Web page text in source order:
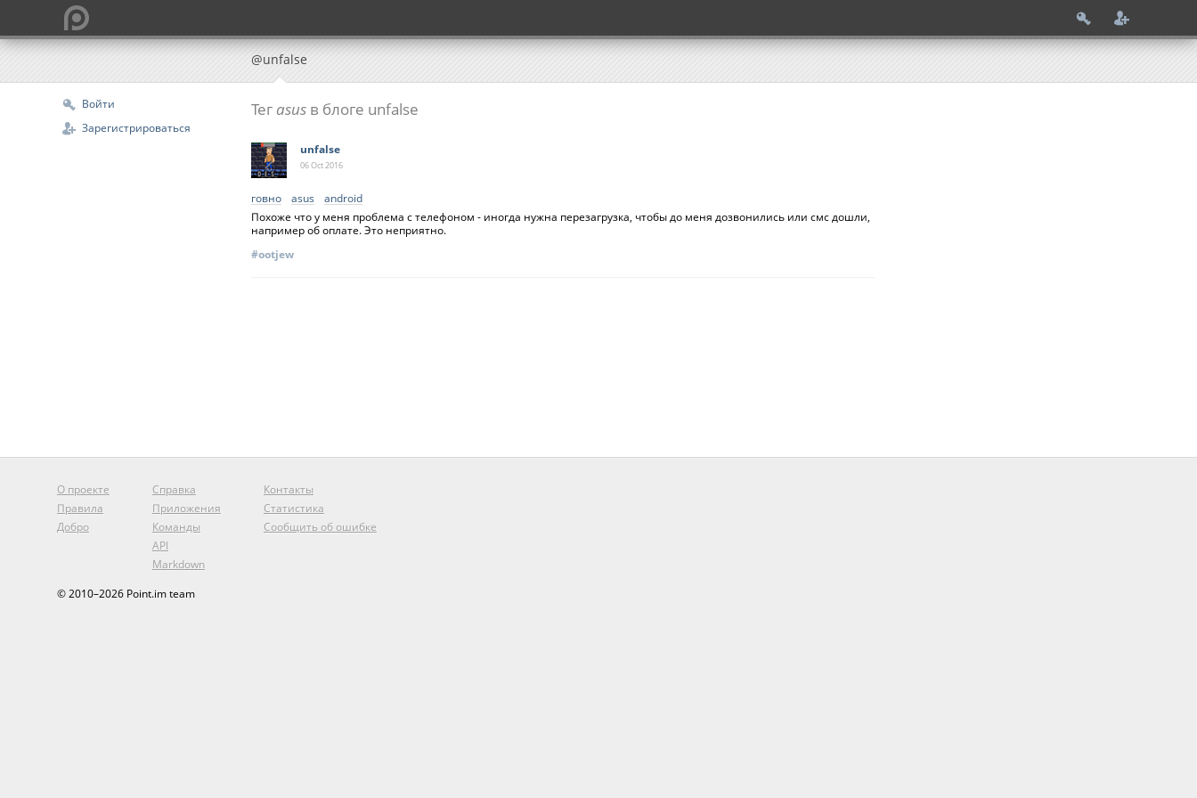
@unfalse
Войти
Зарегистрироваться
Тег asus в блоге unfalse
unfalse
06 Oct2016
говно asus
android
Похоже что у меня проблема с телефоном - иногда нужна перезагрузка, чтобы до меня дозвонились или смс дошли,
например об оплате. Это неприятно.
#ootjew
О проекте
Правила
Добро
Справка
Приложения
Команды
API
Markdown
Контакты
Статистика
Сообщить об ошибке
© 2010–2026 Point.im team